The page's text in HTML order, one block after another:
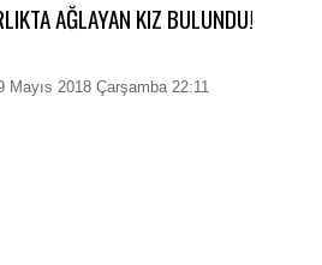
AĞLAYAN KIZ BULUNDU!
Mayıs 2018 Çarşamba 22:11